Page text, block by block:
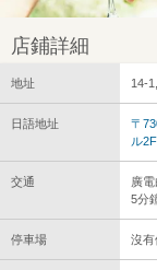
店鋪詳細
地址 14-
日語地址
〒
ル2F
交通
廣
5分
停車場 沒有